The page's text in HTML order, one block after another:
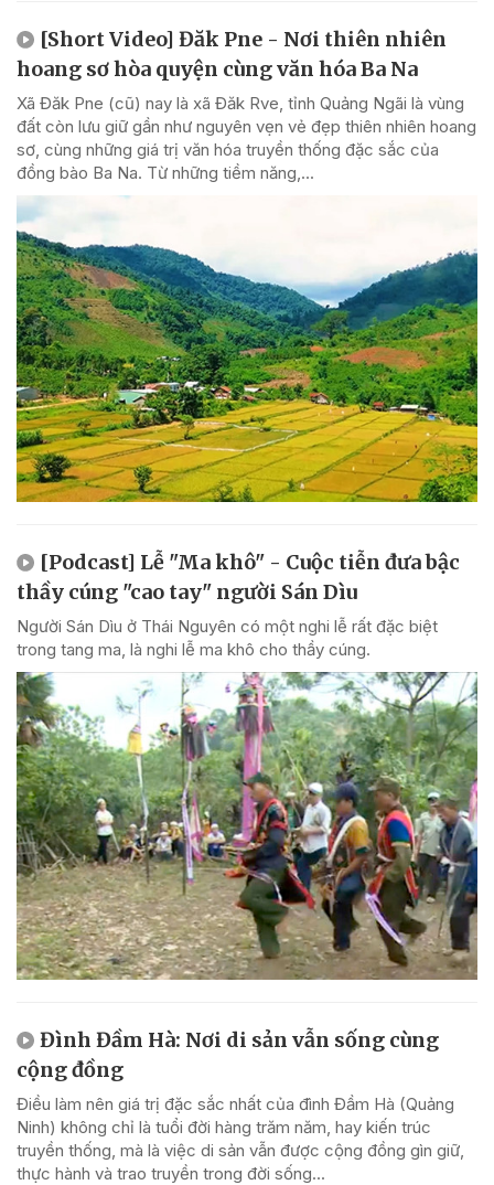
[Short Video] Đăk Pne - Nơi thiên nhiên
hoang sơ hòa quyện cùng văn hóa Ba Na
Xã Đăk Pne (cũ) nay là xã Đăk Rve, tỉnh Quảng Ngãi là vùng
đất còn lưu giữ gần như nguyên vẹn vẻ đẹp thiên nhiên hoang
sơ, cùng những giá trị văn hóa truyền thống đặc sắc của
đồng bào Ba Na. Từ những tiềm năng,...
[Podcast] Lễ "Ma khô" - Cuộc tiễn đưa bậc
thầy cúng "cao tay" người Sán Dìu
Người Sán Dìu ở Thái Nguyên có một nghi lễ rất đặc biệt
trong tang ma, là nghi lễ ma khô cho thầy cúng.
Đình Đầm Hà: Nơi di sản vẫn sống cùng
cộng đồng
Điều làm nên giá trị đặc sắc nhất của đình Đầm Hà (Quảng
Ninh) không chỉ là tuổi đời hàng trăm năm, hay kiến trúc
truyền thống, mà là việc di sản vẫn được cộng đồng gìn giữ,
thực hành và trao truyền trong đời sống...